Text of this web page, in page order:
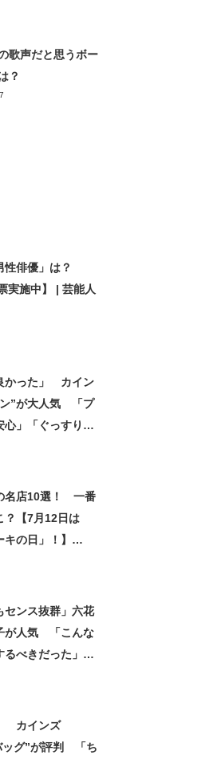
歌声だと思うボー
？
俳優」は？
実施中】 | 芸能人
かった」 カイン
ン”が大人気 「プ
心」「ぐっすり眠
名店10選！ 一番
？【7月12日は
の日」！】
センス抜群」六花
が人気 「こんな
べきだった」
カインズ
ッグ”が評判 「ち